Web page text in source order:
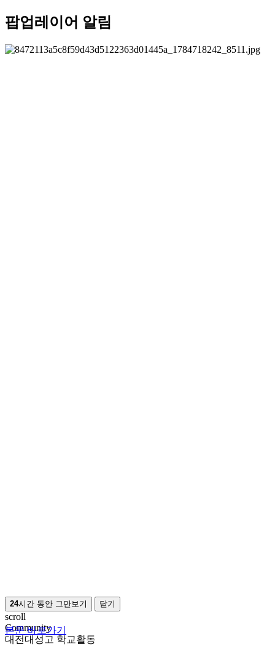
팝업레이어 알림
24시간 동안 그만보기 닫기
본문 바로가기
scroll
Community
대전대성고 학교활동